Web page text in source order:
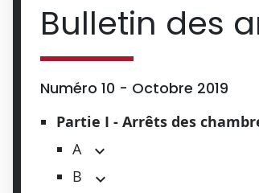
Bulletin des
Numéro 10 - Octobre 2019
Partie I - Arrêts des
A
B